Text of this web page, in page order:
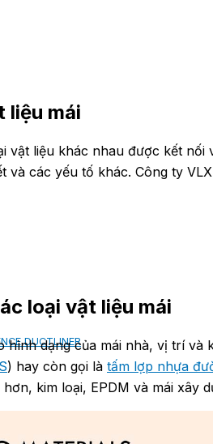
DUCTLINER
liệu mái
vật liệu khác nhau được kết
và các yếu tố khác. Công ty
loại vật liệu mái
dạng của mái nhà, vị trí
) hay còn gọi là tấm lợp nhựa
kim loại, EPDM và mái xây